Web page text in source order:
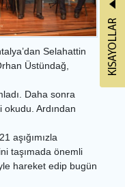
Selahattin
Üstündağ,
Daha sonra
Ardından
aşığımızla
taşımada önemli
hareket edip bugün